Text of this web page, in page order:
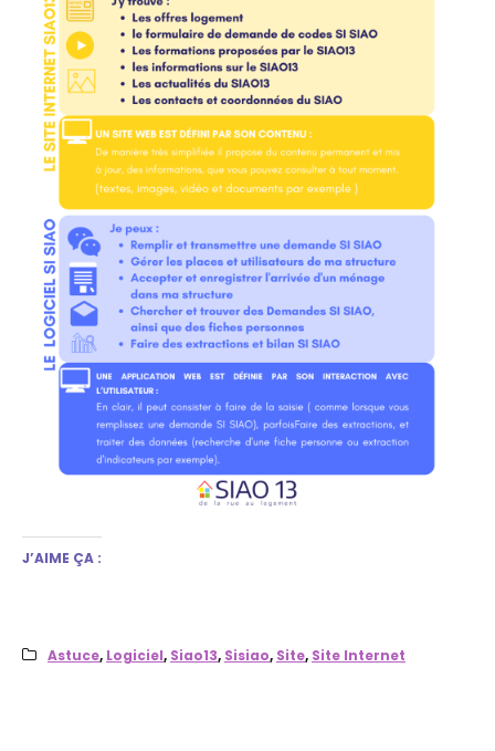
J’AIME ÇA :
Astuce, Logiciel, Siao13, Sisiao, Site, Site Internet